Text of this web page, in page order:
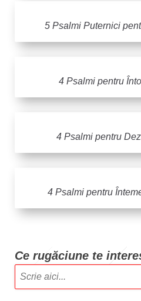
5 Psalmi Puternici
4 Psalmi pentru
4 Psalmi pentru
4 Psalmi pentru
Ce rugăciune te intere